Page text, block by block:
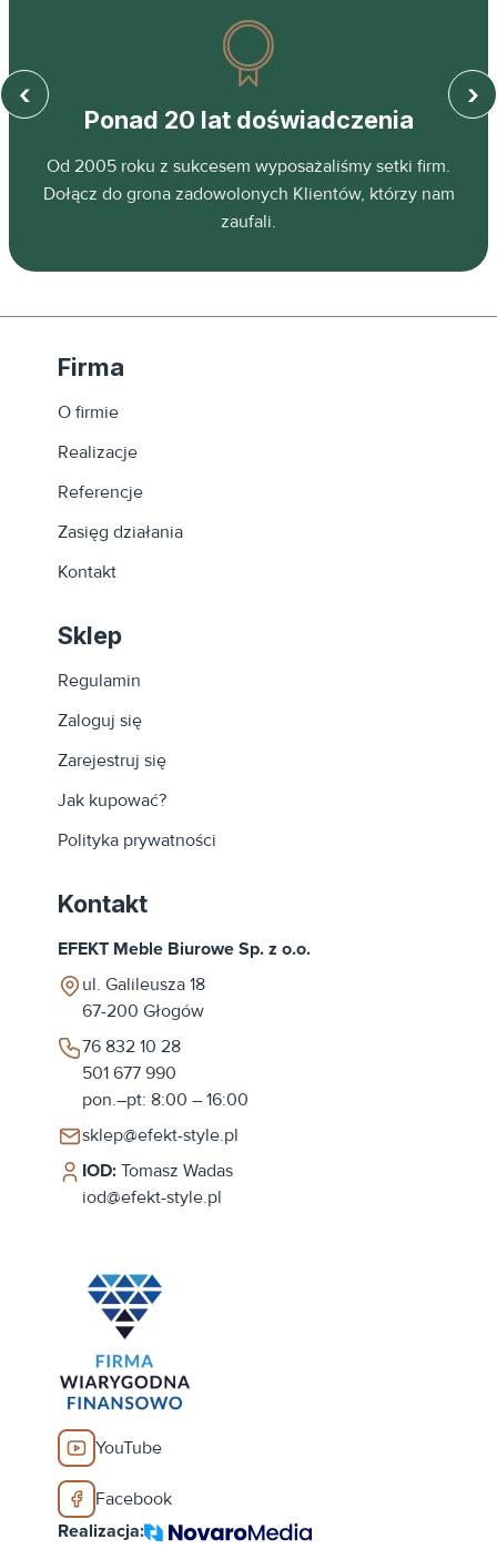
Ponad 20 lat doświadczenia
Od 2005 roku z sukcesem wyposażaliśmy setki firm.
Dołącz do grona zadowolonych Klientów, którzy nam
zaufali.
‹ ›
Firma
O firmie
Realizacje
Referencje
Zasięg działania
Kontakt
Sklep
Regulamin
Zaloguj się
Zarejestruj się
Jak kupować?
Polityka prywatności
Kontakt
EFEKT Meble Biurowe Sp. z o.o.
ul. Galileusza 18
67-200 Głogów
76 832 10 28
501 677 990
pon.–pt: 8:00 – 16:00
sklep@efekt-style.pl
IOD: Tomasz Wadas
iod@efekt-style.pl
YouTube
Facebook
Realizacja: